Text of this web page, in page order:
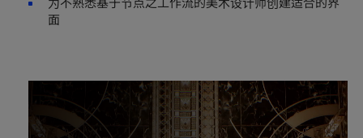
为不熟悉基于节点之工作流的美术设计师创建适合的界
面